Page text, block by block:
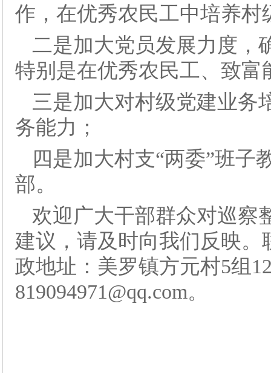
作，在优秀农民工中培养村
二是加大党员发展力度，
特别是在优秀农民工、致
三是加大对村级党建业务
务能力；
四是加大村支“两委”班子
部。
欢迎广大干部群众对巡察
建议，请及时向我们反映。
政地址：美罗镇方元村5组
819094971@qq.com。